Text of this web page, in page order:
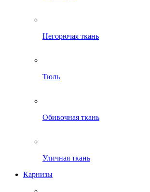
Негорючая ткань
Тюль
Обивочная ткань
Уличная ткань
Карнизы